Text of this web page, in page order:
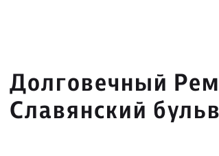
Долговечный
Славянский